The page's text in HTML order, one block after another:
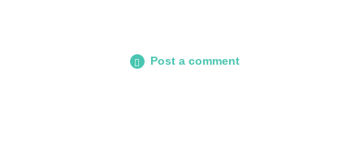
Post a comment